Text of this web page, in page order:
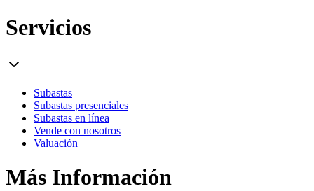
Servicios
Subastas
Subastas presenciales
Subastas en línea
Vende con nosotros
Valuación
Más Información